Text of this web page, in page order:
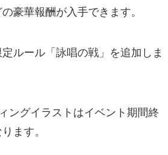
豪華報酬が入手できます。
ルール「詠唱の戦」を追加しま
ングイラストはイベント期間終
ます。